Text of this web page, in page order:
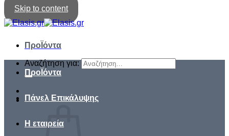
Skip to content
ΠροΪόντα
Αναζήτηση για:
ΠροΪόντα
Πάνελ Επικάλυψης
Η εταιρεία